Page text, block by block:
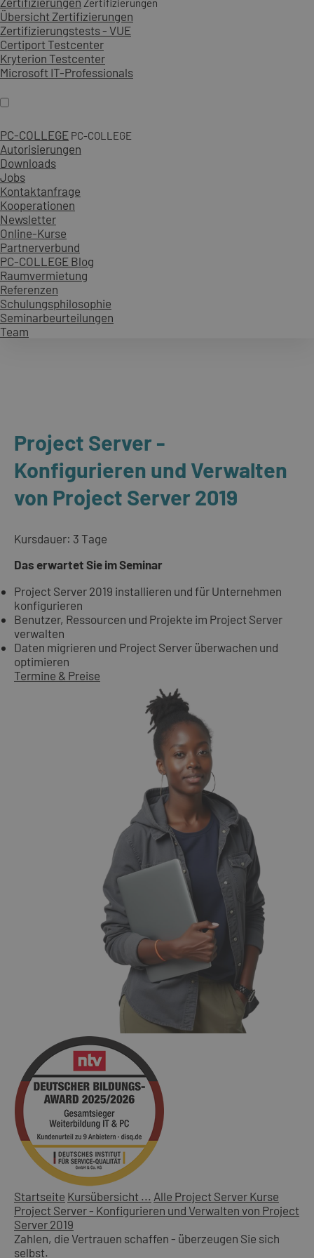
Zertifizierungen
Übersicht Zertifizierungen
Zertifizierungstests - VUE
Certiport Testcenter
Kryterion Testcenter
Microsoft IT-Professionals
PC-COLLEGE PC-COLLEGE
Autorisierungen
Downloads
Jobs
Kontaktanfrage
Kooperationen
Newsletter
Online-Kurse
Partnerverbund
PC-COLLEGE Blog
Raumvermietung
Referenzen
Schulungsphilosophie
Seminarbeurteilungen
Team
Project Server -
Konfigurieren und Verwalten
von Project Server 2019
Kursdauer: 3 Tage
Das erwartet Sie im Seminar
Project Server 2019 installieren und für Unternehmen
konfigurieren
Benutzer, Ressourcen und Projekte im Project Server
verwalten
Daten migrieren und Project Server überwachen und
optimieren
Termine & Preise
Startseite Kursübersicht ... Alle Project Server Kurse
Project Server - Konfigurieren und Verwalten von Project
Server 2019
Zahlen, die Vertrauen schaffen - überzeugen Sie sich
selbst.